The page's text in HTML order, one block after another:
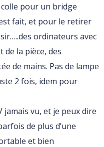
pour un bridge
fait, et pour le retirer
ordinateurs avec
de la pièce, des
de mains. Pas de lampe
2 fois, idem pour
jamais vu, et je peux dire
de plus d’une
et bien